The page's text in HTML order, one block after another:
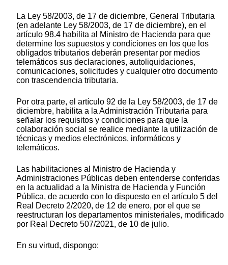
La Ley 58/2003, de 17 de diciembre, General Tributaria
(en adelante Ley 58/2003, de 17 de diciembre), en el
artículo 98.4 habilita al Ministro de Hacienda para que
determine los supuestos y condiciones en los que los
obligados tributarios deberán presentar por medios
telemáticos sus declaraciones, autoliquidaciones,
comunicaciones, solicitudes y cualquier otro documento
con trascendencia tributaria.
Por otra parte, el artículo 92 de la Ley 58/2003, de 17 de
diciembre, habilita a la Administración Tributaria para
señalar los requisitos y condiciones para que la
colaboración social se realice mediante la utilización de
técnicas y medios electrónicos, informáticos y
telemáticos.
Las habilitaciones al Ministro de Hacienda y
Administraciones Públicas deben entenderse conferidas
en la actualidad a la Ministra de Hacienda y Función
Pública, de acuerdo con lo dispuesto en el artículo 5 del
Real Decreto 2/2020, de 12 de enero, por el que se
reestructuran los departamentos ministeriales, modificado
por Real Decreto 507/2021, de 10 de julio.
En su virtud, dispongo: